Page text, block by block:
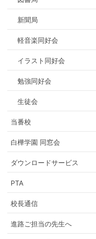
新聞局
軽音楽同好会
イラスト同好会
勉強同好会
生徒会
当番校
白樺学園 同窓会
ダウンロードサービス
PTA
校長通信
進路ご担当の先生へ